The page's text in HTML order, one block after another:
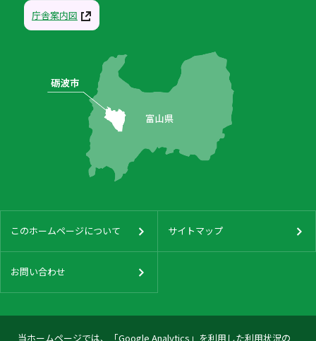
当ホームページでは、「Google Analytics」を利用した利用状況の
庁舎案内図
このホームページについて サイトマップ
お問い合わせ